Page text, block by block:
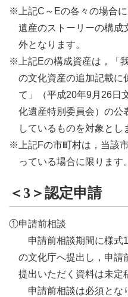
※上記C～Eの各々の場合
遺産のストーリーの構成
外となります。
※上記Eの構成資産は，「
の文化資産の追加記載に
て」（平成20年9月26日
化遺産特別委員会）の公
しているものを対象とし
※上記Fの市町村は，当該
っている場合に限ります。
＜3＞認定申請
①申請前相談
申請前相談期間に様式
の文化庁へ提出し，申請
提出いただく資料は未定
申請前相談は必須とな